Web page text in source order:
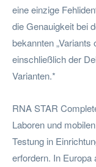
eine einzige
die Genauigkeit bei
bekannten „Variants
einschließlich der
Varianten.*
RNA STAR
Laboren und
Testung in
erfordern. In